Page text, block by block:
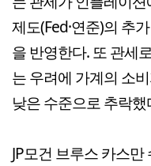
제도(Fed·연준)의 추
을 반영한다. 또 관세
는 우려에 가계의 소
낮은 수준으로 추락했
JP모건 브루스 카스